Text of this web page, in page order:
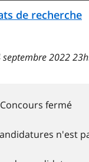
de recherche
2022
Concours fermé
n'est